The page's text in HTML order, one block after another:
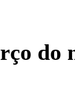
do